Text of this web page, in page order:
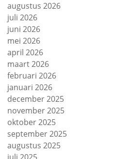
augustus 2026
juli 2026
juni 2026
mei 2026
april 2026
maart 2026
februari 2026
januari 2026
december 2025
november 2025
oktober 2025
september 2025
augustus 2025